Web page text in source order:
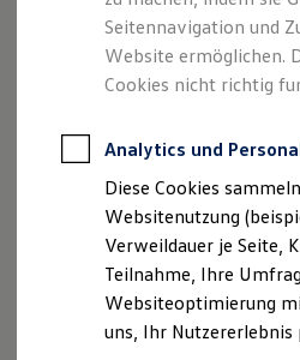
Gebrauchtwagen
Junge
Elektroauto
Kleinwagen-
Leasing ohne
Autokredit mit
Versicherungen und
Kfz-Versicherung
Garantien
Wartungsverträge
Geschäftskunden
Professional
Großkunden
Behörden
Mehr
Der Tayron.
Seitennavigation und
Website ermöglichen.
Cookies nicht richtig
Analytics und
Diese Cookies
Websitenutzung
Verweildauer je Seite,
Teilnahme, Ihre
Websiteoptimierung
uns, Ihr Nutzererlebnis